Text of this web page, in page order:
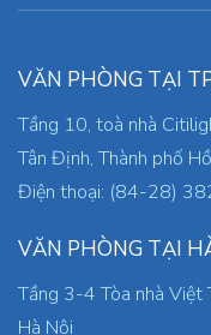
VĂN PHÒNG TẠI
Tầng 10, toà nhà
Tân Định, Thành phố
Điện thoại: (84-28)
VĂN PHÒNG TẠI
Tầng 3-4 Tòa nhà Việt
Hà Nội